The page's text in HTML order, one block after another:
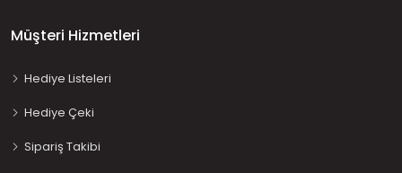
Müşteri Hizmetleri
Hediye Listeleri
Hediye Çeki
Sipariş Takibi